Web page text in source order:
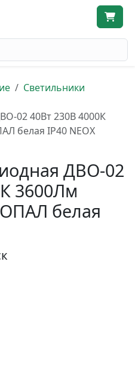
Светильники
02 40Вт 230В 4000К
белая IP40 NEOX
ДВО-02
3600Лм
белая